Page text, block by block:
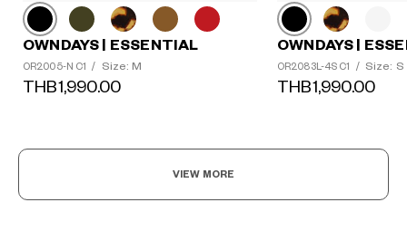
OWNDAYS | ESSENTIAL
OR2005-N C1 / Size: M
THB1,990.00
OWNDAYS |
OR2083L-4S C1 / Size: S
THB1,990.00
VIEW MORE
+¥0